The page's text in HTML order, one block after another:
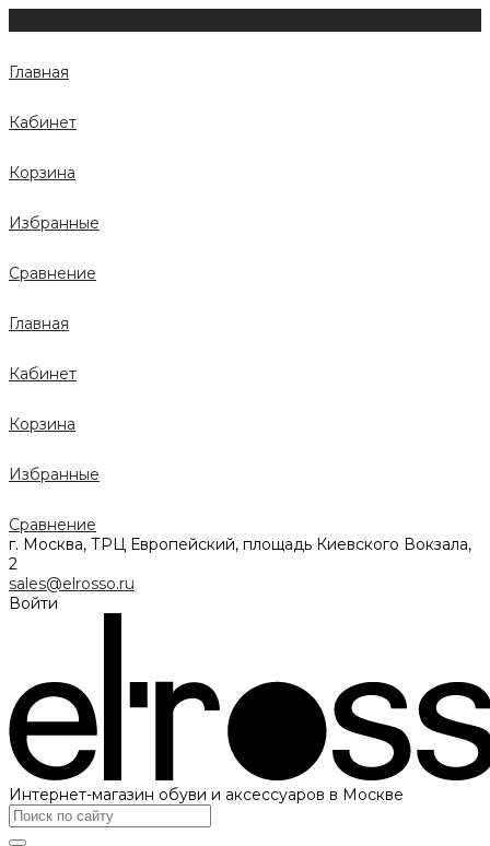
Главная
Кабинет
Корзина
Избранные
Сравнение
Главная
Кабинет
Корзина
Избранные
Сравнение
г. Москва, ТРЦ Европейский, площадь Киевского Вокзала,
2
sales@elrosso.ru
Войти
Интернет-магазин обуви и аксессуаров в Москве